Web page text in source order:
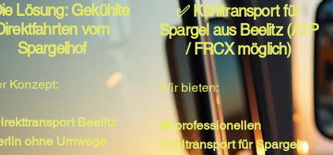
Lösung: Gekühlte
vom
Spargelhof
Konzept:
Beelitz
ohne Umwege
✅ Kühltransport für
Spargel aus Beelitz (ATP
/ FRCX möglich)
Wir bieten:
🚛 professionellen
Kühltransport für Spargel